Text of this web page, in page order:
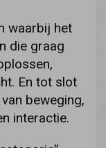
waarbij het
die graag
En tot slot
beweging,
interactie.